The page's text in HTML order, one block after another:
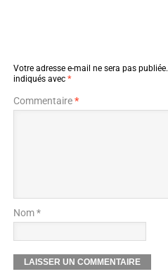
Votre adresse e-mail ne sera pas publiée.
indiqués avec *
Commentaire*
Nom *